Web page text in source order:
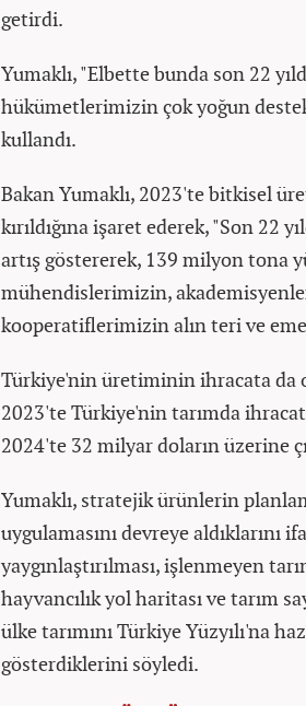
getirdi.
Yumaklı, "Elbette bunda son 22
hükümetlerimizin çok yoğun
kullandı.
Bakan Yumaklı, 2023'te bitkisel
kırıldığına işaret ederek, "Son 22
artış göstererek, 139 milyon tona
mühendislerimizin,
kooperatiflerimizin alın teri ve
Türkiye'nin üretiminin ihracata da
2023'te Türkiye'nin tarımda
2024'te 32 milyar doların üzerine
Yumaklı, stratejik ürünlerin
uygulamasını devreye aldıklarını
yaygınlaştırılması, işlenmeyen
hayvancılık yol haritası ve tarım
ülke tarımını Türkiye Yüzyılı'na
gösterdiklerini söyledi.